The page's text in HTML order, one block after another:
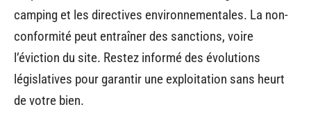
camping et les directives environnementales. La non-
conformité peut entraîner des sanctions, voire
l’éviction du site. Restez informé des évolutions
législatives pour garantir une exploitation sans heurt
de votre bien.